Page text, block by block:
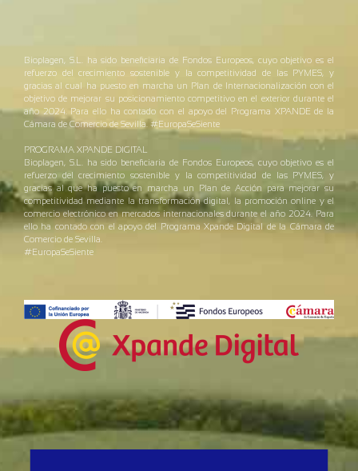
Bioplagen, S.L. ha sido beneficiaria de Fondos Europeos, cuyo objetivo es el
refuerzo del crecimiento sostenible y la competitividad de las PYMES, y
gracias al cual ha puesto en marcha un Plan de Internacionalización con el
objetivo de mejorar su posicionamiento competitivo en el exterior durante el
año 2024. Para ello ha contado con el apoyo del Programa XPANDE de la
Cámara de Comercio de Sevilla. #EuropaSeSiente
PROGRAMA XPANDE DIGITAL
Bioplagen, S.L. ha sido beneficiaria de Fondos Europeos, cuyo objetivo es el
refuerzo del crecimiento sostenible y la competitividad de las PYMES, y
gracias al que ha puesto en marcha un Plan de Acción para mejorar su
competitividad mediante la transformación digital, la promoción online y el
comercio electrónico en mercados internacionales durante el año 2024. Para
ello ha contado con el apoyo del Programa Xpande Digital de la Cámara de
Comercio de Sevilla.
#EuropaSeSiente